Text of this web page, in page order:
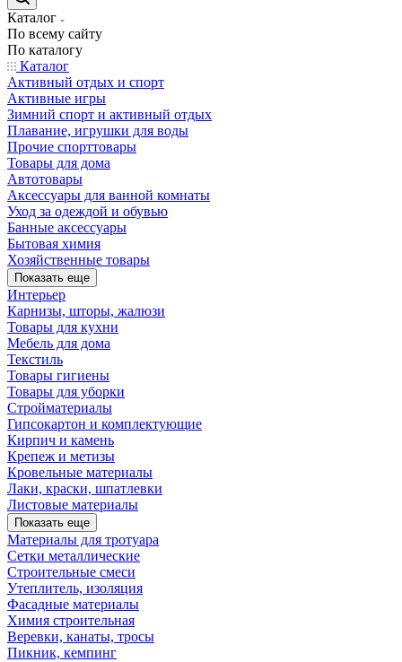
Каталог
По всему сайту
По каталогу
Каталог
Активный отдых и спорт
Активные игры
Зимний спорт и активный отдых
Плавание, игрушки для воды
Прочие спорттовары
Товары для дома
Автотовары
Аксессуары для ванной комнаты
Уход за одеждой и обувью
Банные аксессуары
Бытовая химия
Хозяйственные товары
Показать еще
Интерьер
Карнизы, шторы, жалюзи
Товары для кухни
Мебель для дома
Текстиль
Товары гигиены
Товары для уборки
Стройматериалы
Гипсокартон и комплектующие
Кирпич и камень
Крепеж и метизы
Кровельные материалы
Лаки, краски, шпатлевки
Листовые материалы
Показать еще
Материалы для тротуара
Сетки металлические
Строительные смеси
Утеплитель, изоляция
Фасадные материалы
Химия строительная
Веревки, канаты, тросы
Пикник, кемпинг